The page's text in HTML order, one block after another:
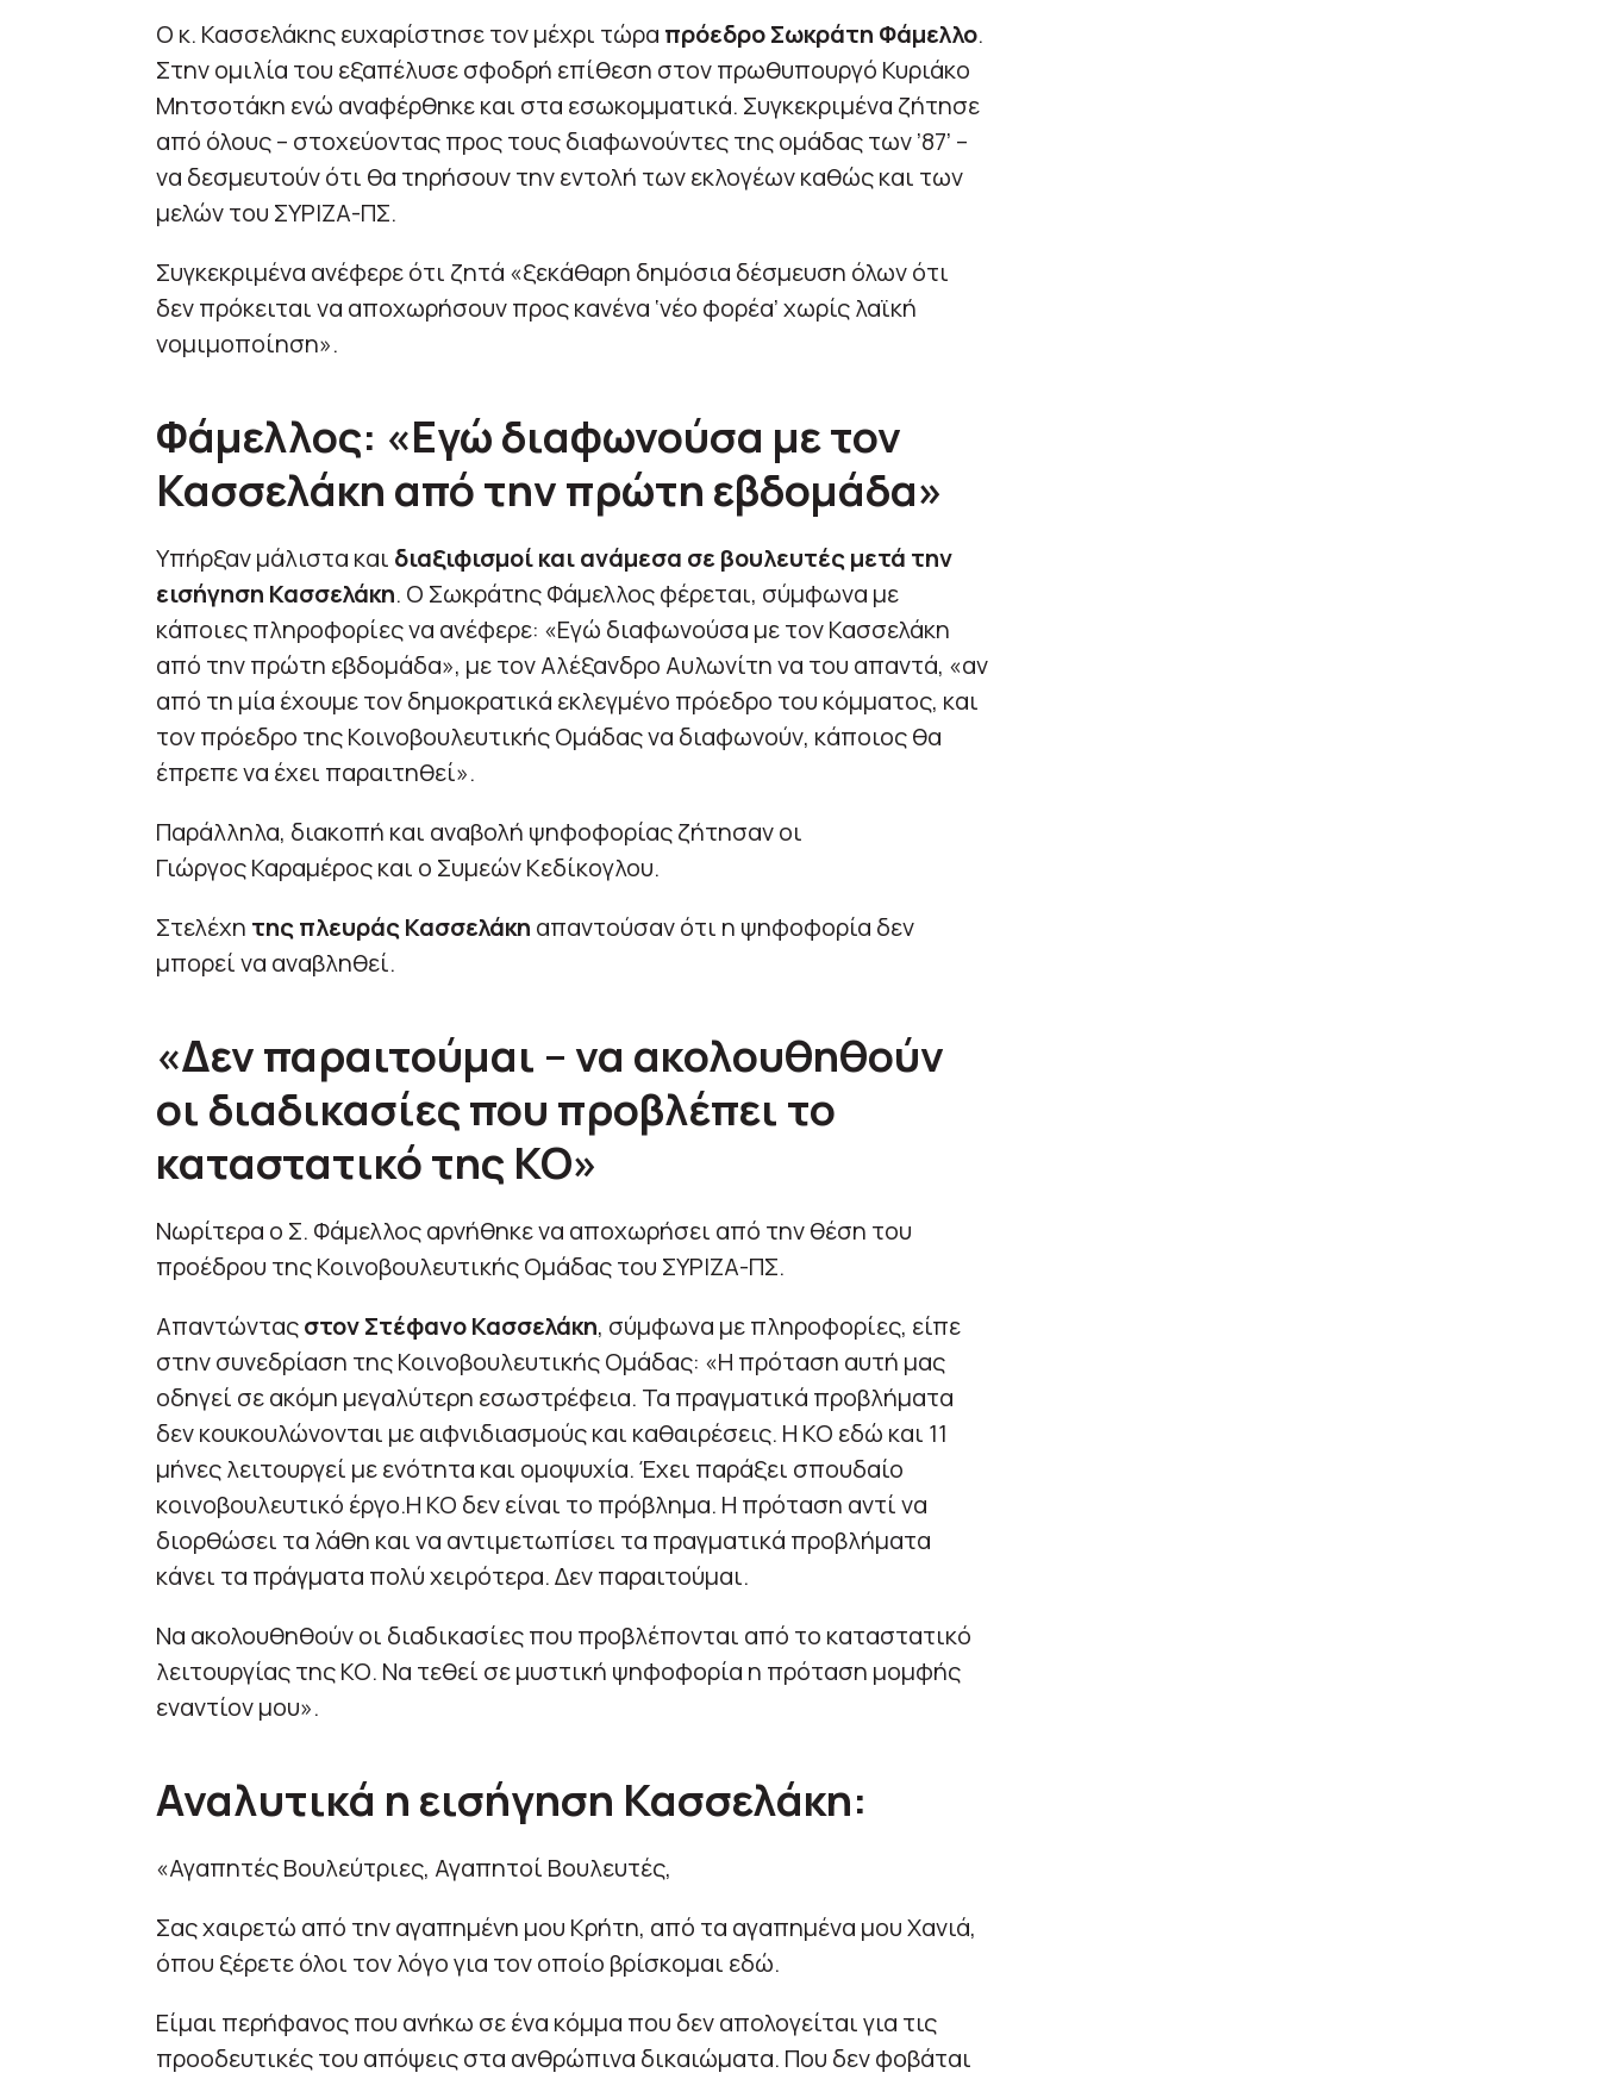
Ο κ. Κασσελάκης ευχαρίστησε τον μέχρι τώρα πρόεδρο Σωκράτη Φάμελλο.
Στην ομιλία του εξαπέλυσε σφοδρή επίθεση στον πρωθυπουργό Κυριάκο
Μητσοτάκη ενώ αναφέρθηκε και στα εσωκομματικά. Συγκεκριμένα ζήτησε
από όλους – στοχεύοντας προς τους διαφωνούντες της ομάδας των ’87’ –
να δεσμευτούν ότι θα τηρήσουν την εντολή των εκλογέων καθώς και των
μελών του ΣΥΡΙΖΑ-ΠΣ.
Συγκεκριμένα ανέφερε ότι ζητά «ξεκάθαρη δημόσια δέσμευση όλων ότι
δεν πρόκειται να αποχωρήσουν προς κανένα ‘νέο φορέα’ χωρίς λαϊκή
νομιμοποίηση».
Φάμελλος: «Εγώ διαφωνούσα με τον
Κασσελάκη από την πρώτη εβδομάδα»
Υπήρξαν μάλιστα και διαξιφισμοί και ανάμεσα σε βουλευτές μετά την
εισήγηση Κασσελάκη. Ο Σωκράτης Φάμελλος φέρεται, σύμφωνα με
κάποιες πληροφορίες να ανέφερε: «Εγώ διαφωνούσα με τον Κασσελάκη
από την πρώτη εβδομάδα», με τον Αλέξανδρο Αυλωνίτη να του απαντά, «αν
από τη μία έχουμε τον δημοκρατικά εκλεγμένο πρόεδρο του κόμματος, και
τον πρόεδρο της Κοινοβουλευτικής Ομάδας να διαφωνούν, κάποιος θα
έπρεπε να έχει παραιτηθεί».
Παράλληλα, διακοπή και αναβολή ψηφοφορίας ζήτησαν οι
Γιώργος Καραμέρος και ο Συμεών Κεδίκογλου.
Στελέχη της πλευράς Κασσελάκη απαντούσαν ότι η ψηφοφορία δεν
μπορεί να αναβληθεί.
«Δεν παραιτούμαι – να ακολουθηθούν
οι διαδικασίες που προβλέπει το
καταστατικό της ΚΟ»
Νωρίτερα ο Σ. Φάμελλος αρνήθηκε να αποχωρήσει από την θέση του
προέδρου της Κοινοβουλευτικής Ομάδας του ΣΥΡΙΖΑ-ΠΣ.
Απαντώνταςστον Στέφανο Κασσελάκη, σύμφωνα με πληροφορίες, είπε
στην συνεδρίαση της Κοινοβουλευτικής Ομάδας: «Η πρόταση αυτή μας
οδηγεί σε ακόμη μεγαλύτερη εσωστρέφεια. Τα πραγματικά προβλήματα
δεν κουκουλώνονται με αιφνιδιασμούς και καθαιρέσεις. Η ΚΟ εδώ και 11
μήνες λειτουργεί με ενότητα και ομοψυχία. Έχει παράξει σπουδαίο
κοινοβουλευτικό έργο.Η ΚΟ δεν είναι το πρόβλημα. Η πρόταση αντί να
διορθώσει τα λάθη και να αντιμετωπίσει τα πραγματικά προβλήματα
κάνει τα πράγματα πολύ χειρότερα. Δεν παραιτούμαι.
Να ακολουθηθούν οι διαδικασίες που προβλέπονται από το καταστατικό
λειτουργίας της ΚΟ. Να τεθεί σε μυστική ψηφοφορία η πρόταση μομφής
εναντίον μου».
Αναλυτικά η εισήγηση Κασσελάκη:
«Αγαπητές Βουλεύτριες, Αγαπητοί Βουλευτές,
Σας χαιρετώ από την αγαπημένη μου Κρήτη, από τα αγαπημένα μου Χανιά,
όπου ξέρετε όλοι τον λόγο για τον οποίο βρίσκομαι εδώ.
Είμαι περήφανος που ανήκω σε ένα κόμμα που δεν απολογείται για τις
προοδευτικές του απόψεις στα ανθρώπινα δικαιώματα. Που δεν φοβάται